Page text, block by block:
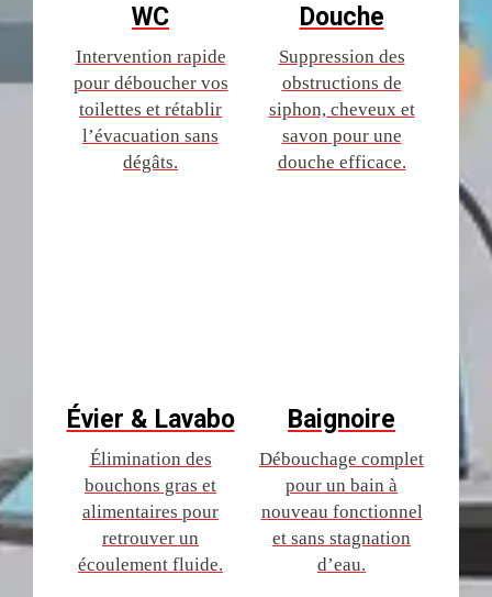
WC
Intervention rapide
pour déboucher vos
toilettes et rétablir
l’évacuation sans
dégâts.
Évier & Lavabo
Élimination des
bouchons gras et
alimentaires pour
retrouver un
écoulement fluide.
Douche
Suppression des
obstructions de
siphon, cheveux et
savon pour une
douche efficace.
Baignoire
Débouchage complet
pour un bain à
nouveau fonctionnel
et sans stagnation
d’eau.